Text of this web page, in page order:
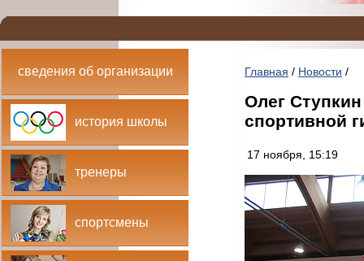
сведения об организации
история школы
тренеры
спортсмены
Главная / Новости /
Олег
спортивной
17 ноября, 15:19